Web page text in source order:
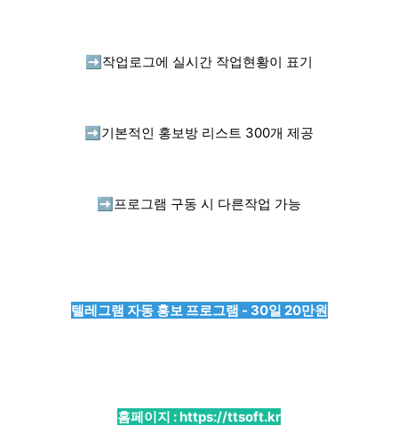
➡️ 작업로그에 실시간 작업현황이 표기
➡️ 기본적인 홍보방 리스트 300개 제공
➡️ 프로그램 구동 시 다른작업 가능
텔레그램 자동 홍보 프로그램 - 30일 20만원
홈페이지 :https://ttsoft.kr